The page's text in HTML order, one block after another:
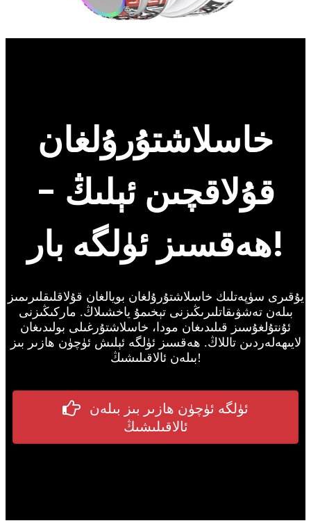
خاسلاشتۇرۇلغان
قۇلاقچىن ئېلىڭ -
ھەقسىز ئۈلگە بار!
يۇقىرى سۈپەتلىك خاسلاشتۇرۇلغان بويالغان قۇلاقلىقلىرىمىز
بىلەن تەشۋىقاتلىرىڭىزنى تېخىمۇ ياخشىلاڭ. ماركىڭىزنى
ئۇنتۇلغۇسىز قىلىدىغان مودا، خاسلاشتۇرغىلى بولىدىغان
لايىھەلەردىن تاللاڭ. ھەقسىز ئۈلگە ئېلىش ئۈچۈن ھازىر بىز
بىلەن ئالاقىلىشىڭ!
ئۈلگە ئۈچۈن ھازىر بىز بىلەن
ئالاقىلىشىڭ